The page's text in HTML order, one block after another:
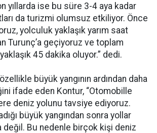
yıllarda ise bu süre 3-4 aya kadar
da turizmi olumsuz etkiliyor. Önce
yolculuk yaklaşık yarım saat
Turunç’a geçiyoruz ve toplam
45 dakika oluyor.” dedi.
büyük yangının ardından daha
ifade eden Kontur, “Otomobille
deniz yolunu tavsiye ediyoruz.
büyük yangından sonra yollar
Bu nedenle birçok kişi deniz